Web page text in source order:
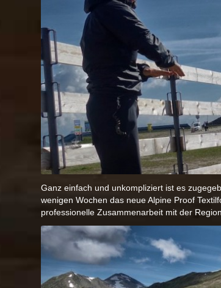
Ganz einfach und unkompliziert ist es
wenigen Wochen das neue Alpine Proof
professionelle Zusammenarbeit mit der Region